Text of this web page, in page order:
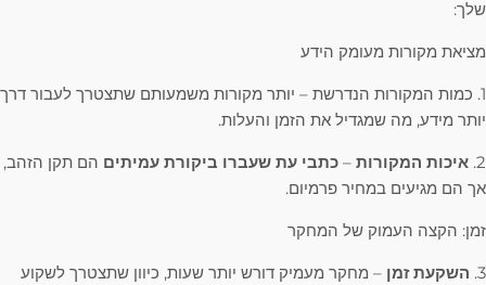
שלך:
מציאת מקורות מעומק הידע
1. כמות המקורות הנדרשת – יותר מקורות משמעותם שתצטרך לעבור דרך
יותר מידע, מה שמגדיל את הזמן והעלות.
2. איכות המקורות – כתבי עת שעברו ביקורת עמיתים הם תקן הזהב,
אך הם מגיעים במחיר פרמיום.
זמן: הקצה העמוק של המחקר
3. השקעת זמן – מחקר מעמיק דורש יותר שעות, כיוון שתצטרך לשקוע